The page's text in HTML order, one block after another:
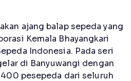
ajang balap sepeda yang
Kemala Bhayangkari
Indonesia. Pada seri
di Banyuwangi dengan
pesepeda dari seluruh